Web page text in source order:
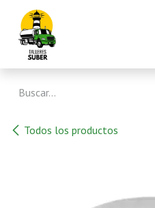
Ir al contenido
Todos los productos